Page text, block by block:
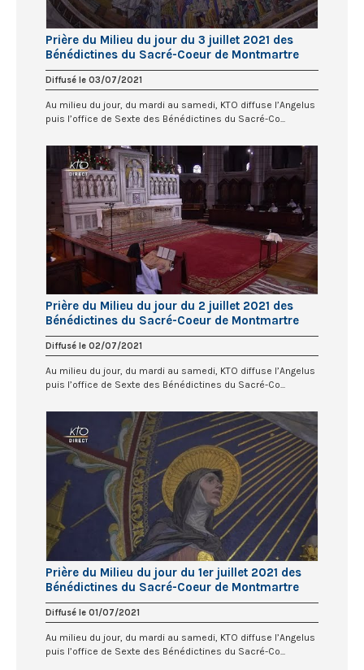
Prière du Milieu du jour du 3 juillet 2021 des
Bénédictines du Sacré-Coeur de Montmartre
Diffusé le 03/07/2021
Au milieu du jour, du mardi au samedi, KTO diffuse l’Angelus
puis l’office de Sexte des Bénédictines du Sacré-Co...
Prière du Milieu du jour du 2 juillet 2021 des
Bénédictines du Sacré-Coeur de Montmartre
Diffusé le 02/07/2021
Au milieu du jour, du mardi au samedi, KTO diffuse l’Angelus
puis l’office de Sexte des Bénédictines du Sacré-Co...
Prière du Milieu du jour du 1er juillet 2021 des
Bénédictines du Sacré-Coeur de Montmartre
Diffusé le 01/07/2021
Au milieu du jour, du mardi au samedi, KTO diffuse l’Angelus
puis l’office de Sexte des Bénédictines du Sacré-Co...